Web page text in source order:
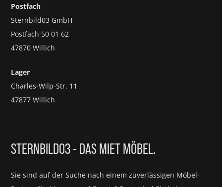
Postfach
Sternbild03 GmbH
Postfach 50 01 62
47870 Willich
Lager
Charles-Wilp-Str. 11
47877 Willich
STERNBILD03 - DAS MIET MÖBEL.
Sie sind auf der Suche nach einem zuverlässigen Möbel-